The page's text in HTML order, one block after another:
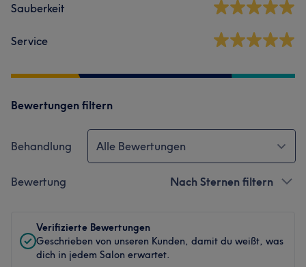
Sauberkeit
Service
Bewertungen filtern
Behandlung Alle Bewertungen
Bewertung Nach Sternen filtern
Verifizierte Bewertungen
Geschrieben von unseren Kunden, damit du weißt, was
dich in jedem Salon erwartet.